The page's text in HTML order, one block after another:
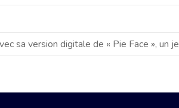
sa version digitale de « Pie Face », un